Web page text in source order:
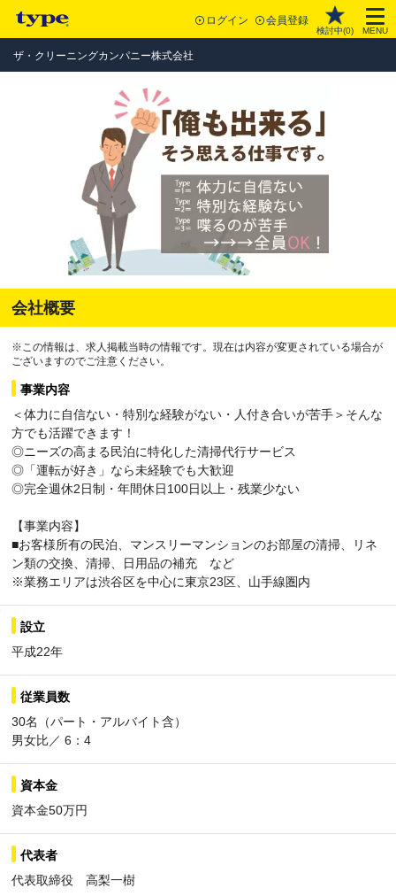
ログイン 会員登録
検討中(0) MENU
ザ・クリーニングカンパニー株式会社
会社概要
※この情報は、求人掲載当時の情報です。現在は内容が変更されている場合が
ございますのでご注意ください。
事業内容
＜体力に自信ない・特別な経験がない・人付き合いが苦手＞そんな
方でも活躍できます！
◎ニーズの高まる民泊に特化した清掃代行サービス
◎「運転が好き」なら未経験でも大歓迎
◎完全週休2日制・年間休日100日以上・残業少ない
【事業内容】
■お客様所有の民泊、マンスリーマンションのお部屋の清掃、リネ
ン類の交換、清掃、日用品の補充 など
※業務エリアは渋谷区を中心に東京23区、山手線圏内
設立
平成22年
従業員数
30名（パート・アルバイト含）
男女比／ 6：4
資本金
資本金50万円
代表者
代表取締役 高梨一樹